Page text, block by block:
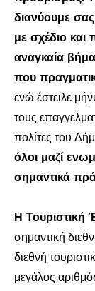
διανύουμε
με σχέδιο
αναγκαία
που
ενώ έστειλε
τους
πολίτες του
όλοι μαζί
σημαντικά
Η Τουριστική
σημαντική
διεθνή
μεγάλος